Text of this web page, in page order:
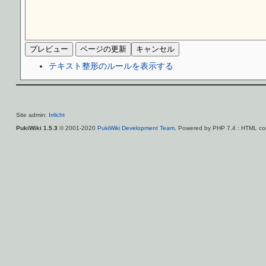
テキスト整形のルールを表示する
Site admin: Irrlicht
PukiWiki 1.5.3 © 2001-2020 PukiWiki Development Team. Powered by PHP 7.4 : HTML